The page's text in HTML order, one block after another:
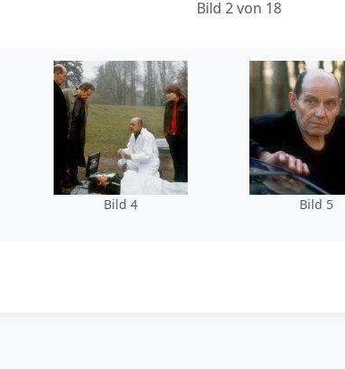
Bild 2 von 18
Bild 4 Bild 5